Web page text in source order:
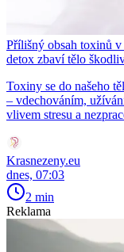
Přílišný obsah toxinů
detox zbaví tělo
Toxiny se do našeho
– vdechováním,
vlivem stresu a
Krasnezeny.eu
dnes, 07:03
2 min
Reklama